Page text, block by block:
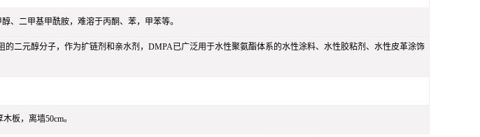
、二甲基甲酰胺，难溶于丙酮、苯，甲苯等。
二元醇分子，作为扩链剂和亲水剂，DMPA已广泛用于水性聚氨酯体系的水性涂料、水性胶粘剂、水性皮革涂饰
板，离墙50cm。